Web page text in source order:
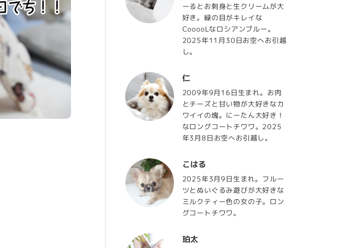
ーるとお刺身と生クリームが大
好き。緑の目がキレイな
CooooLなロシアンブルー。
2025年11月30日お空へお引越
し。
仁
2009年9月16日生まれ。お肉
とチーズと甘い物が大好きなカ
ワイイの塊。にーたん大好き！
なロングコートチワワ。2025
年3月8日お空へお引越し。
こはる
2025年3月9日生まれ。フルー
ツとぬいぐるみ遊びが大好きな
ミルクティー色の女の子。ロン
グコートチワワ。
珀太